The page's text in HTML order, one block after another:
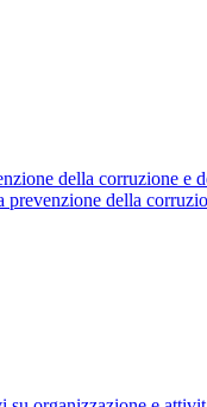
della corruzione e
prevenzione della